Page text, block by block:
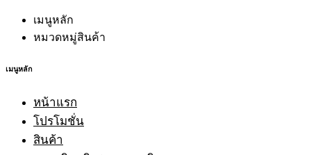
เมนูหลัก
หมวดหมู่สินค้า
เมนูหลัก
หน้าแรก
โปรโมชั่น
สินค้า